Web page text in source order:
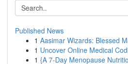
Published News
1 Aasimar Wizards: Blessed
1 Uncover Online Medical
1 {A 7-Day Menopause